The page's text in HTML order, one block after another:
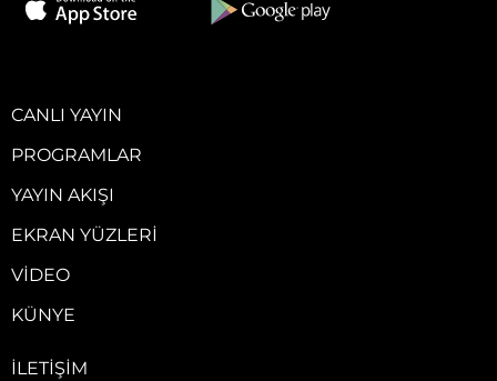
CANLI YAYIN
PROGRAMLAR
YAYIN AKIŞI
EKRAN YÜZLERI
VIDEO
KÜNYE
İLETIŞIM